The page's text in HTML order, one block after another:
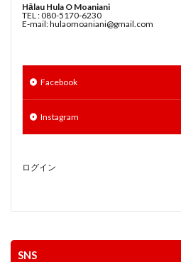
Hālau Hula O Moaniani
TEL : 080-5170-6230
E-mail: hulaomoaniani@gmail.com
Facebook
Instagram
ログイン
SNS